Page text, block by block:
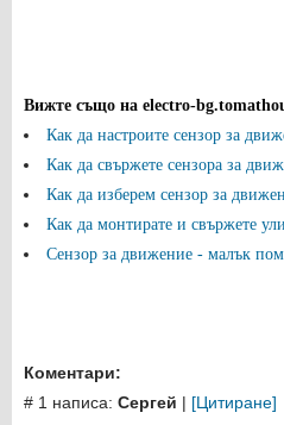
Вижте също на electro-
Как да настроите сензор за
Как да свържете сензора за
Как да изберем сензор за
Как да монтирате и свържете
Сензор за движение - малък
Коментари:
# 1 написа: Сергей | [Цитиране]